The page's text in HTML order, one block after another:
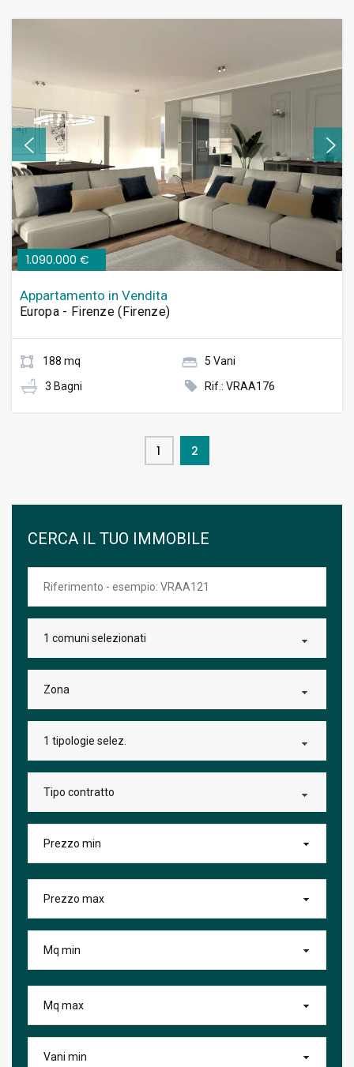
1.090.000 €
Appartamento in Vendita
Europa - Firenze (Firenze)
188 mq
5 Vani
3 Bagni
Rif.: VRAA176
1 2
CERCA IL TUO IMMOBILE
1 comuni selezionati
Zona
1 tipologie selez.
Tipo contratto